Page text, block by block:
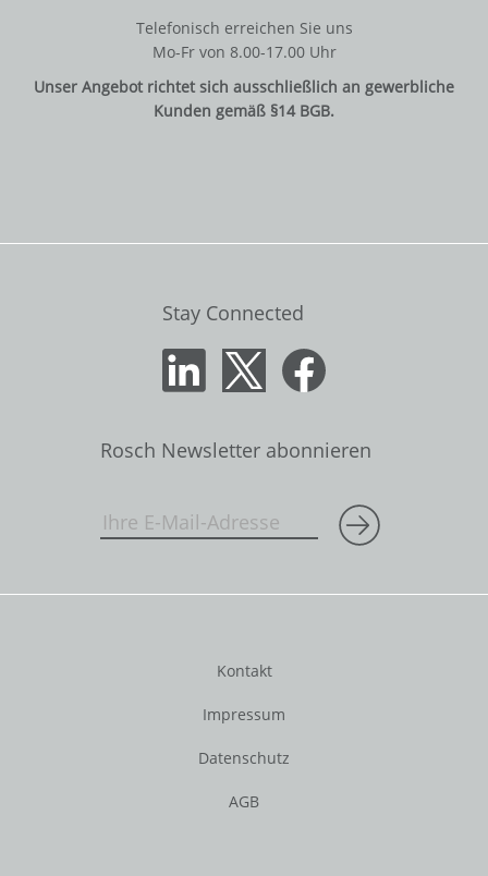
Telefonisch erreichen Sie uns
Mo-Fr von 8.00-17.00 Uhr
Unser Angebot richtet sich ausschließlich an gewerbliche
Kunden gemäß §14 BGB.
Stay Connected
Rosch Newsletter abonnieren
Kontakt
Impressum
Datenschutz
AGB